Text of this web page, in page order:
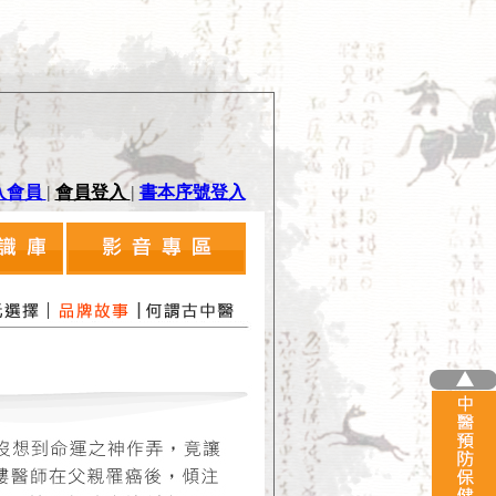
會員 |會員登入| 書本序號登入